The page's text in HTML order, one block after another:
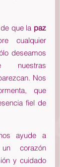
que la
cualquier
deseamos
Nos
que
fiel de
ayude a
corazón
y cuidado